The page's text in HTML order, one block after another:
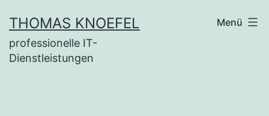
Inhalt
springen
THOMAS KNOEFEL
professionelle IT-
Dienstleistungen
Menü